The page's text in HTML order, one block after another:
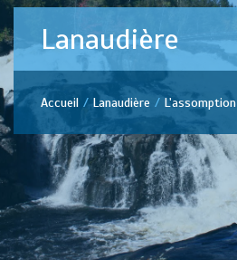
Lanaudière
Accueil Lanaudière L'assomption